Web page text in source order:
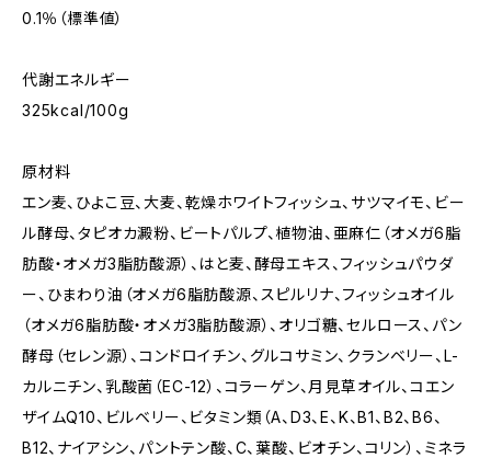
0.1％（標準値）
代謝エネルギー
325kcal/100g
原材料
エン麦、ひよこ豆、大麦、乾燥ホワイトフィッシュ、サツマイモ、ビー
ル酵母、タピオカ澱粉、ビートパルプ、植物油、亜麻仁（オメガ6脂
肪酸・オメガ3脂肪酸源）、はと麦、酵母エキス、フィッシュパウダ
ー、ひまわり油（オメガ6脂肪酸源、スピルリナ、フィッシュオイル
（オメガ6脂肪酸・オメガ3脂肪酸源）、オリゴ糖、セルロース、パン
酵母（セレン源）、コンドロイチン、グルコサミン、クランベリー、L-
カルニチン、乳酸菌（EC-12）、コラーゲン、月見草オイル、コエン
ザイムQ10、ビルベリー、ビタミン類（A、D3、E、K、B1、B2、B6、
B12、ナイアシン、パントテン酸、C、葉酸、ビオチン、コリン）、ミネラ